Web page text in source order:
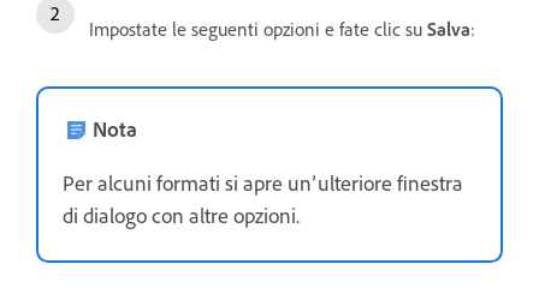
Impostate le seguenti opzioni e fate clic su Salva:
Nota
Per alcuni formati si apre un’ulteriore finestra
di dialogo con altre opzioni.